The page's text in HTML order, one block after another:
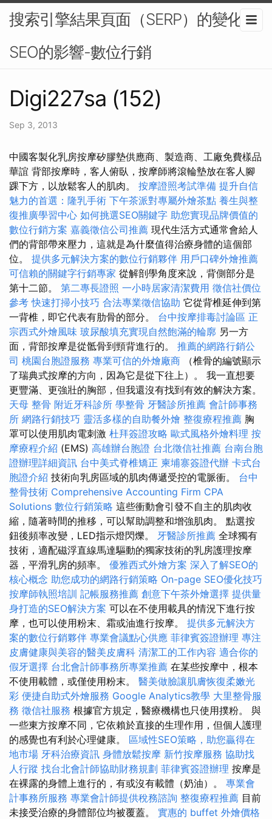
搜索引擎結果頁面（SERP）的變化對
SEO的影響-數位行銷
Digi227sa (152)
Sep 3, 2013
中國客製化乳房按摩矽膠墊供應商、製造商、工廠免費樣品
華誼 背部按摩時，客人俯臥，按摩師將滾輪墊放在客人腳
踝下方，以放鬆客人的肌肉。 按摩證照考試準備 提升自信
魅力的首選：隆乳手術 下午茶派對專屬外燴茶點 養生與整
復推廣學習中心 如何挑選SEO關鍵字 助您實現品牌價值的
數位行銷方案 嘉義徵信公司推薦 現代生活方式通常會給人
們的背部帶來壓力，這就是為什麼值得治療身體的這個部
位。 提供多元解決方案的數位行銷夥伴 用戶口碑外燴推薦
可信賴的關鍵字行銷專家 從解剖學角度來說，背側部分是
第十二節。 第二專長證照 一小時居家清潔費用 徵信社價位
參考 快速打掃小技巧 合法專業徵信協助 它從背椎延伸到第
一背椎，即它代表有肋骨的部分。 台中按摩排毒討論區 正
宗西式外燴風味 玻尿酸填充實現自然飽滿的輪廓 另一方
面，背部按摩是從骶骨到頸背進行的。 推薦的網路行銷公
司 桃園台胞證服務 專業可信的外燴廠商 （椎骨的編號顯示
了瑞典式按摩的方向，因為它是從下往上）。 我一直想要
更豐滿、更強壯的胸部，但我還沒有找到有效的解決方案。
天母 整骨 附近牙科診所 學整骨 牙醫診所推薦 會計師事務
所 網路行銷技巧 靈活多樣的自助餐外燴 整復療程推薦 胸
罩可以使用肌肉電刺激 杜拜簽證攻略 歐式風格外燴料理 按
摩療程介紹 (EMS) 高雄辦台胞證 台北徵信社推薦 台南台胞
證辦理詳細資訊 台中美式脊椎矯正 柬埔寨簽證代辦 卡式台
胞證介紹 技術向乳房區域的肌肉傳遞受控的電脈衝。 台中
整骨技術 Comprehensive Accounting Firm CPA
Solutions 數位行銷策略 這些衝動會引發不自主的肌肉收
縮，隨著時間的推移，可以幫助調整和增強肌肉。 點選按
鈕後頻率改變，LED指示燈閃爍。 牙醫診所推薦 全球獨有
技術，適配磁浮直線馬達驅動的獨家技術的乳房護理按摩
器，平滑乳房的頻率。 優雅西式外燴方案 深入了解SEO的
核心概念 助您成功的網路行銷策略 On-page SEO優化技巧
按摩師執照培訓 記帳服務推薦 創意下午茶外燴選擇 提供量
身打造的SEO解決方案 可以在不使用載具的情況下進行按
摩，也可以使用粉末、霜或油進行按摩。 提供多元解決方
案的數位行銷夥伴 專業會議點心供應 菲律賓簽證辦理 專注
皮膚健康與美容的醫美皮膚科 清潔工的工作內容 適合你的
假牙選擇 台北會計師事務所專業推薦 在某些按摩中，根本
不使用載體，或僅使用粉末。 醫美做臉讓肌膚恢復柔嫩光
彩 便捷自助式外燴服務 Google Analytics教學 大里整骨服
務 徵信社服務 根據官方規定，醫療機構也只使用撲粉。 與
一些東方按摩不同，它依賴於直接的生理作用，但個人護理
的感覺也有利於心理健康。 區域性SEO策略，助您贏得在
地市場 牙科治療資訊 身體放鬆按摩 新竹按摩服務 協助找
人行蹤 找台北會計師協助財務規劃 菲律賓簽證辦理 按摩是
在裸露的身體上進行的，有或沒有載體（奶油）。 專業會
計事務所服務 專業會計師提供稅務諮詢 整復療程推薦 目前
未接受治療的身體部位均被覆蓋。 實惠的 buffet 外燴價格